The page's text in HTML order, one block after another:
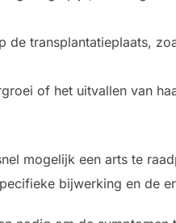
de transplantatieplaats,
of het uitvallen van
mogelijk een arts te
bijwerking en de